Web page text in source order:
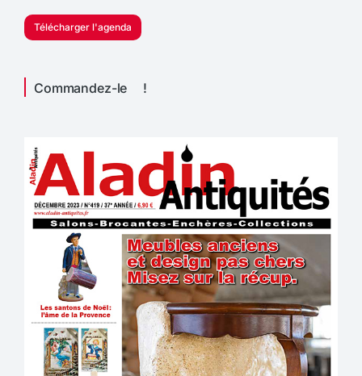
Télécharger l'agenda
Commandez-le !